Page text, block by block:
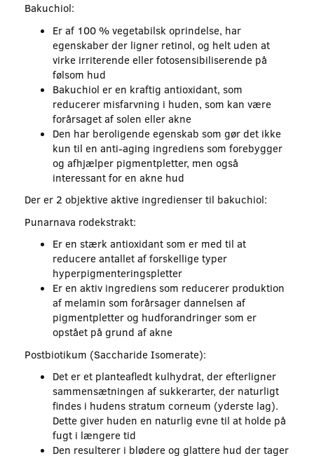
Bakuchiol:
Er af 100 % vegetabilsk oprindelse, har
egenskaber der ligner retinol, og helt uden at
virke irriterende eller fotosensibiliserende på
følsom hud
Bakuchiol er en kraftig antioxidant, som
reducerer misfarvning i huden, som kan være
forårsaget af solen eller akne
Den har beroligende egenskab som gør det ikke
kun til en anti-aging ingrediens som forebygger
og afhjælper pigmentpletter, men også
interessant for en akne hud
Der er 2 objektive aktive ingredienser til bakuchiol:
Punarnava rodekstrakt:
Er en stærk antioxidant som er med til at
reducere antallet af forskellige typer
hyperpigmenteringspletter
Er en aktiv ingrediens som reducerer produktion
af melamin som forårsager dannelsen af
pigmentpletter og hudforandringer som er
opstået på grund af akne
Postbiotikum (Saccharide Isomerate):
Det er et planteafledt kulhydrat, der efterligner
sammensætningen af ​​sukkerarter, der naturligt
findes i hudens stratum corneum (yderste lag).
Dette giver huden en naturlig evne til at holde på
fugt i længere tid
Den resulterer i blødere og glattere hud der tager